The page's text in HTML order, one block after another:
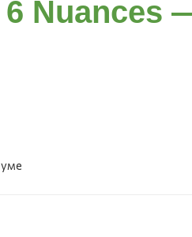
6 Nuances